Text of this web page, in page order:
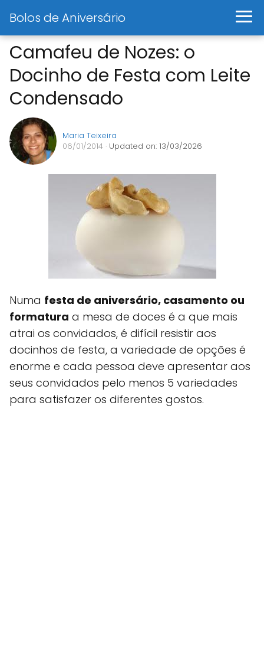
Bolos de Aniversário
Camafeu de Nozes: o
Docinho de Festa com Leite
Condensado
Maria Teixeira
06/01/2014 · Updated on: 13/03/2026
Numa festa de aniversário, casamento ou
formatura a mesa de doces é a que mais
atrai os convidados, é difícil resistir aos
docinhos de festa, a variedade de opções é
enorme e cada pessoa deve apresentar aos
seus convidados pelo menos 5 variedades
para satisfazer os diferentes gostos.